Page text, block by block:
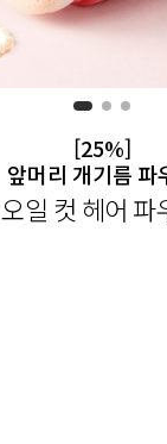
[25%]
앞머리 개기름 파
오일 컷 헤어 파